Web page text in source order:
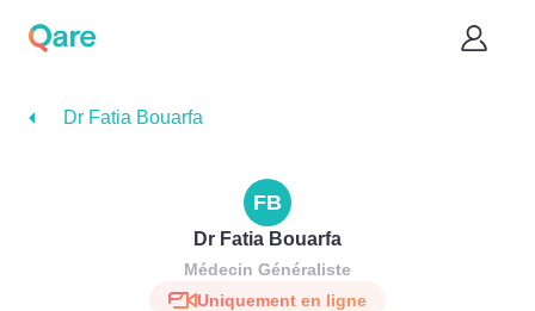
Dr Fatia Bouarfa
FB
Dr Fatia Bouarfa
Médecin Généraliste
Uniquement en ligne